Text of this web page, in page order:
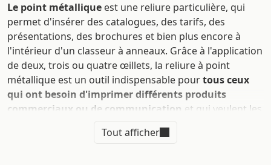
Le point métallique est une reliure particulière, qui
permet d'insérer des catalogues, des tarifs, des
présentations, des brochures et bien plus encore à
l'intérieur d'un classeur à anneaux. Grâce à l'application
de deux, trois ou quatre œillets, la reliure à point
métallique est un outil indispensable pourtous ceux
qui ont besoin d'imprimer différents produits
commerciaux ou de communication et qui veulent les
originale, sans avoir besoin de les perforer et de les
Tout afficher